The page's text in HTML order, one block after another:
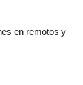
en remotos y